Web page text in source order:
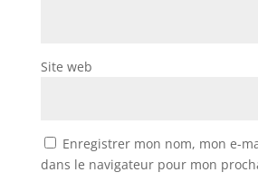
Site web
Enregistrer mon nom, mon e-
dans le navigateur pour mon